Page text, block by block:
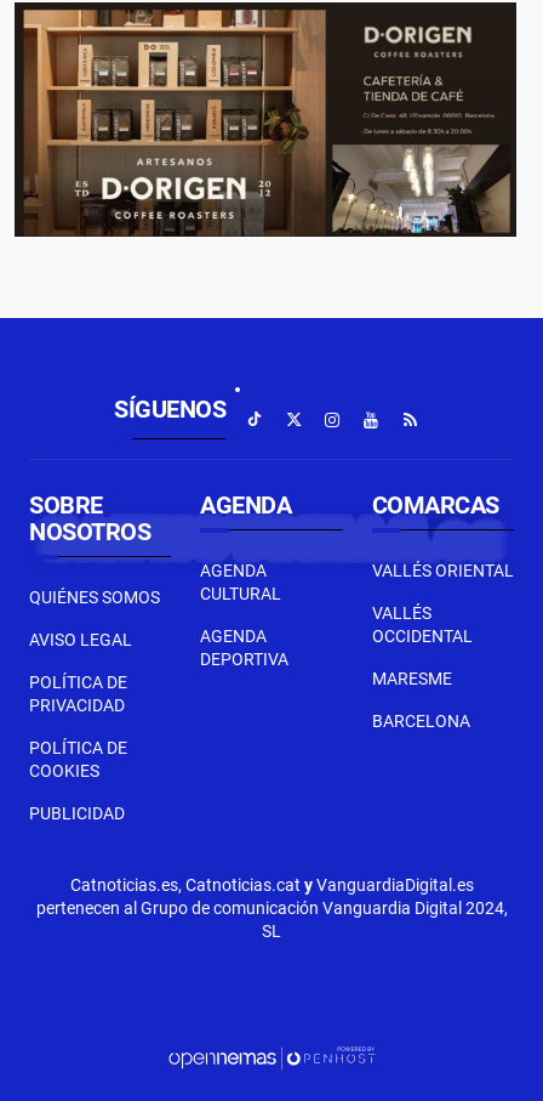
SÍGUENOS
SOBRE
NOSOTROS
QUIÉNES SOMOS
AVISO LEGAL
POLÍTICA DE
PRIVACIDAD
POLÍTICA DE
COOKIES
PUBLICIDAD
AGENDA
AGENDA
CULTURAL
AGENDA
DEPORTIVA
COMARCAS
VALLÉS ORIENTAL
VALLÉS
OCCIDENTAL
MARESME
BARCELONA
Catnoticias.es, Catnoticias.cat yVanguardiaDigital.es
pertenecen al Grupo de comunicación Vanguardia Digital 2024,
SL